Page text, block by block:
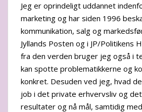
Jeg er oprindeligt uddannet
marketing og har siden 1996
kommunikation, salg og
Jyllands Posten og i JP/Politikens
fra den verden bruger jeg også i
kan spotte problematikkerne og
konkret. Desuden ved jeg, hvad
job i det private erhvervsliv og
resultater og nå mål, samtidig